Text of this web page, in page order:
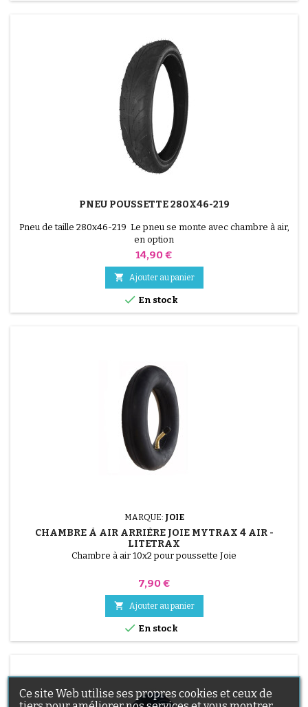
PNEU POUSSETTE 280X46-219
Pneu de taille 280x46-219 Le pneu se monte avec chambre à air,
en option
Prix
14,90 €
 Ajouter au panier
 En stock
MARQUE: JOIE
CHAMBRE À AIR ARRIÈRE JOIE MYTRAX 4 AIR -
LITETRAX
Chambre à air 10x2 pour poussette Joie
Prix
7,90 €
 Ajouter au panier
 En stock
Ce site Web utilise ses propres cookies et ceux de